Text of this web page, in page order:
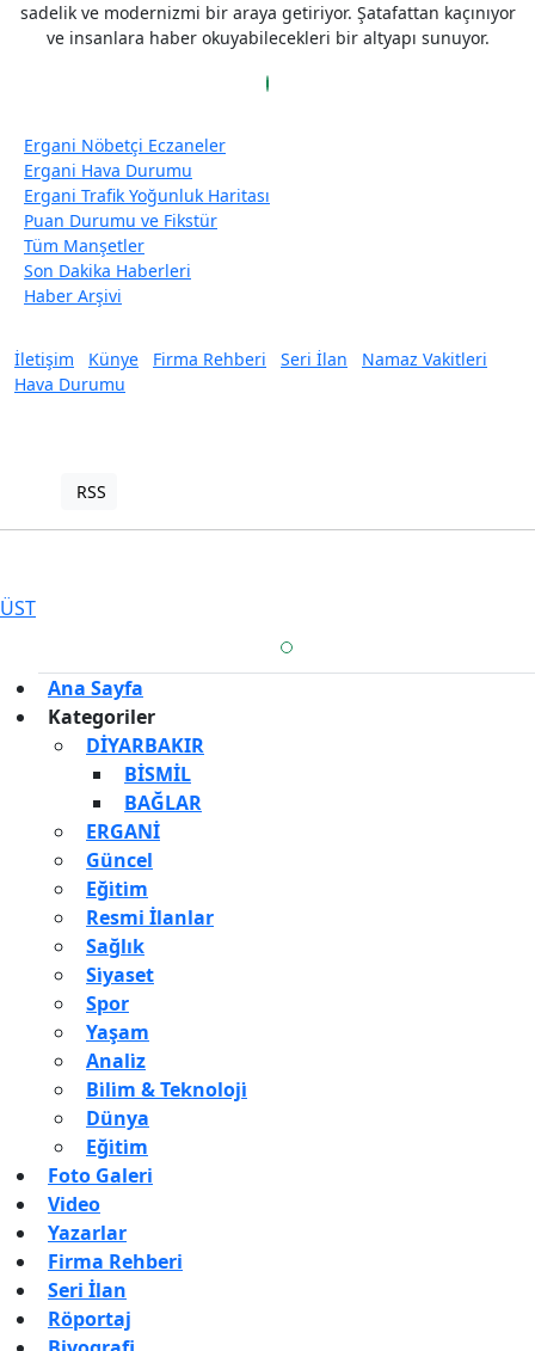
sadelik ve modernizmi bir araya getiriyor. Şatafattan kaçınıyor
ve insanlara haber okuyabilecekleri bir altyapı sunuyor.
Ergani Nöbetçi Eczaneler
Ergani Hava Durumu
Ergani Trafik Yoğunluk Haritası
Puan Durumu ve Fikstür
Tüm Manşetler
Son Dakika Haberleri
Haber Arşivi
İletişim Künye Firma Rehberi Seri İlan
Namaz Vakitleri
Hava Durumu
RSS
ÜST
Ana Sayfa
Kategoriler
DİYARBAKIR
BİSMİL
BAĞLAR
ERGANİ
Güncel
Eği̇ti̇m
Resmi İlanlar
Sağlık
Si̇yaset
Spor
Yaşam
Anali̇z
Bi̇li̇m & Teknoloji̇
Dünya
Eği̇ti̇m
Foto Galeri
Video
Yazarlar
Firma Rehberi
Seri İlan
Röportaj